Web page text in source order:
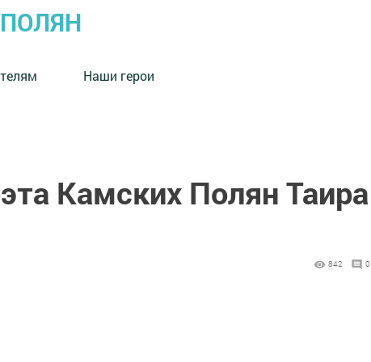
Наши герои
Камских Полян Таира
842 0